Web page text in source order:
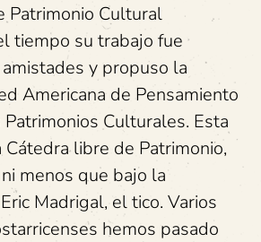
Patrimonio Cultural
tiempo su trabajo fue
y propuso la
Americana de Pensamiento
Culturales. Esta
Cátedra libre de Patrimonio,
menos que bajo la
Madrigal, el tico. Varios
hemos pasado